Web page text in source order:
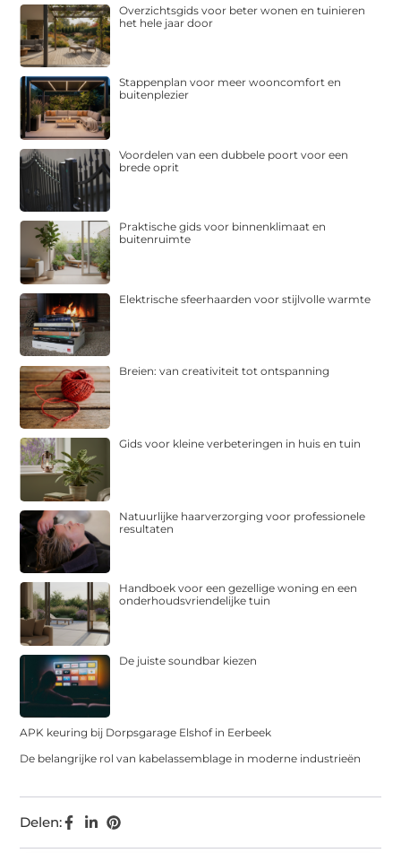
Delen:
Overzichtsgids voor beter wonen en tuinieren
het hele jaar door
Stappenplan voor meer wooncomfort en
buitenplezier
Voordelen van een dubbele poort voor een
brede oprit
Praktische gids voor binnenklimaat en
buitenruimte
Elektrische sfeerhaarden voor stijlvolle warmte
Breien: van creativiteit tot ontspanning
Gids voor kleine verbeteringen in huis en tuin
Natuurlijke haarverzorging voor professionele
resultaten
Handboek voor een gezellige woning en een
onderhoudsvriendelijke tuin
De juiste soundbar kiezen
APK keuring bij Dorpsgarage Elshof in Eerbeek
De belangrijke rol van kabelassemblage in moderne industrieën